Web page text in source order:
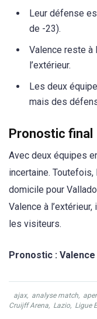
Leur défense
de -23).
Valence reste à
l’extérieur.
Les deux
mais des
Pronostic final
Avec deux équipes
incertaine.
domicile pour
Valence à
les visiteurs.
Pronostic :
ajax, analyse match,
Cruijff Arena, Lazio, Ligue